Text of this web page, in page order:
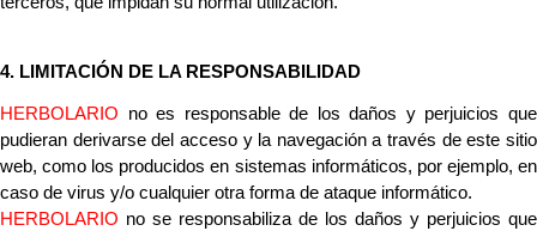
4. LIMITACIÓN DE LA RESPONSABILIDAD
HERBOLARIO no es responsable de los daños y perjuicios que
pudieran derivarse del acceso y la navegación a través de este sitio
web, como los producidos en sistemas informáticos, por ejemplo, en
caso de virus y/o cualquier otra forma de ataque informático.
HERBOLARIO no se responsabiliza de los daños y perjuicios que